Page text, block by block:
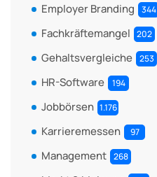
Employer Branding 344
Fachkräftemangel 202
Gehaltsvergleiche 253
HR-Software 194
Jobbörsen 1.176
Karrieremessen 97
Management 268